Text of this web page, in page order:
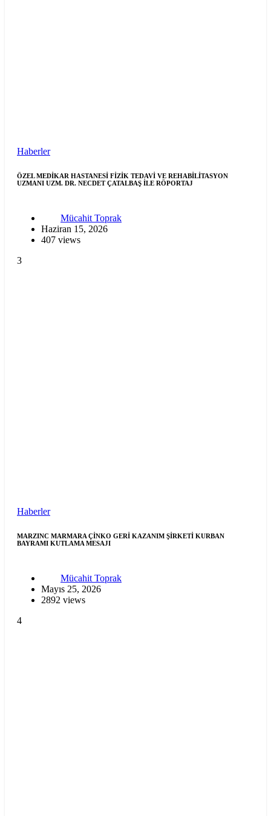
Haberler
ÖZEL MEDİKAR HASTANESİ FİZİK TEDAVİ VE REHABİLİTASYON
UZMANI UZM. DR. NECDET ÇATALBAŞ İLE RÖPORTAJ
Mücahit Toprak
Haziran 15, 2026
407 views
3
Haberler
MARZINC MARMARA ÇİNKO GERİ KAZANIM ŞİRKETİ KURBAN
BAYRAMI KUTLAMA MESAJI
Mücahit Toprak
Mayıs 25, 2026
2892 views
4